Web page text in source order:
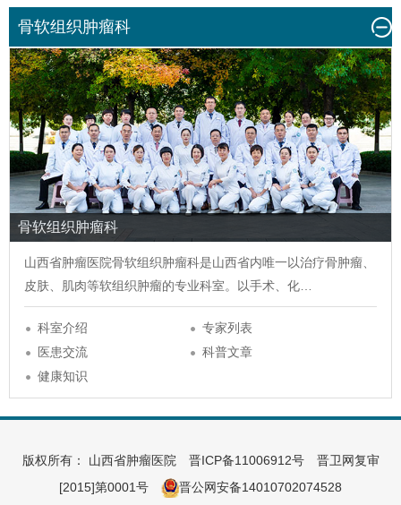
骨软组织肿瘤科
骨软组织肿瘤科
山西省肿瘤医院骨软组织肿瘤科是山西省内唯一以治疗骨肿瘤、
皮肤、肌肉等软组织肿瘤的专业科室。以手术、化…
科室介绍
专家列表
医患交流
科普文章
健康知识
版权所有： 山西省肿瘤医院 晋ICP备11006912号晋卫网复审
[2015]第0001号
晋公网安备14010702074528